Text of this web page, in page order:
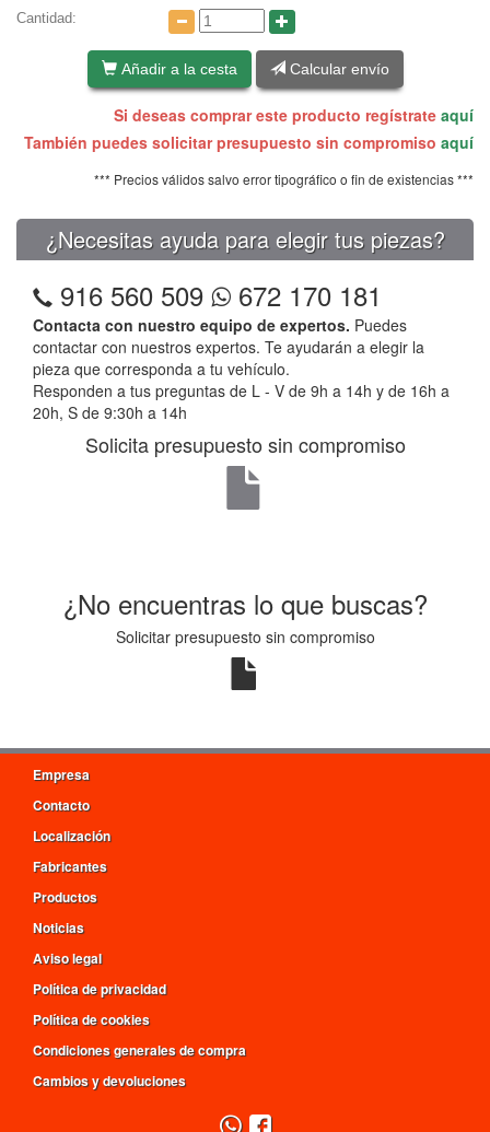
Cantidad:
Añadir a la cesta Calcular envío
Si deseas comprar este producto regístrate aquí
También puedes solicitar presupuesto sin compromiso aquí
*** Precios válidos salvo error tipográfico o fin de existencias ***
¿Necesitas ayuda para elegir tus piezas?
916 560 509 672 170 181
Contacta con nuestro equipo de expertos. Puedes
contactar con nuestros expertos. Te ayudarán a elegir la
pieza que corresponda a tu vehículo.
Responden a tus preguntas de L - V de 9h a 14h y de 16h a
20h, S de 9:30h a 14h
Solicita presupuesto sin compromiso
¿No encuentras lo que buscas?
Solicitar presupuesto sin compromiso
Empresa
Contacto
Localización
Fabricantes
Productos
Noticias
Aviso legal
Política de privacidad
Política de cookies
Condiciones generales de compra
Cambios y devoluciones